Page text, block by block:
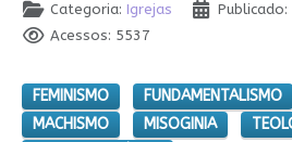
Categoria: Igrejas
Acessos: 5537
FEMINISMO FUNDAMENTALISMO
MACHISMO
MISOGINIA